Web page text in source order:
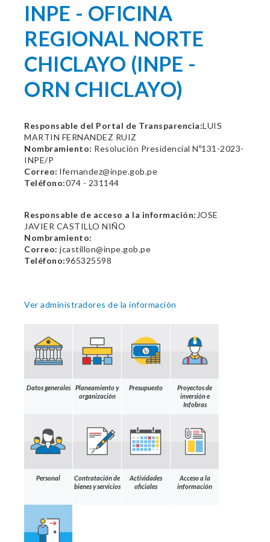
INPE - OFICINA
REGIONAL NORTE
CHICLAYO (INPE -
ORN CHICLAYO)
Responsable del Portal de Transparencia:LUIS
MARTIN FERNANDEZ RUIZ
Nombramiento: Resolución Presidencial Nº131-2023-
INPE/P
Correo: lfernandez@inpe.gob.pe
Teléfono:074 - 231144
Responsable de acceso a la información: JOSE
JAVIER CASTILLO NIÑO
Nombramiento:
Correo: jcastillon@inpe.gob.pe
Teléfono:965325598
Ver administradores de la información
Datos generales
Planeamiento y
organización
Presupuesto
Proyectos de
inversión e
Infobras
Personal
Contratación de
bienes y servicios
Actividades
oficiales
Acceso a la
información